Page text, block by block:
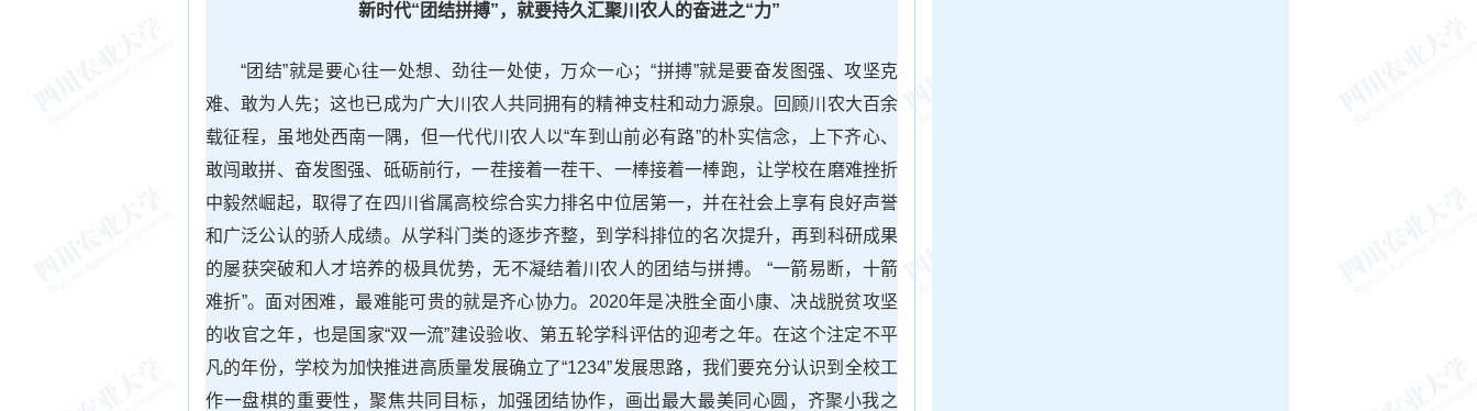
新时代“ 团结拼搏”，就要持久汇聚川农人的奋进之“力”
“团结”就是要心往一处想、劲往一处使，万众一心；“拼搏”就是要奋发图强、攻坚克
难、敢为人先；这也已成为广大川农人共同拥有的精神支柱和动力源泉。回顾川农大百余
载征程，虽地处西南一隅，但一代代川农人以“车到山前必有路”的朴实信念，上下齐心、
敢闯敢拼、奋发图强、砥砺前行，一茬接着一茬干、一棒接着一棒跑，让学校在磨难挫折
中毅然崛起，取得了在四川省属高校综合实力排名中位居第一，并在社会上享有良好声誉
和广泛公认的骄人成绩。从学科门类的逐步齐整，到学科排位的名次提升，再到科研成果
的屡获突破和人才培养的极具优势，无不凝结着川农人的团结与拼搏。 “一箭易断，十箭
难折”。面对困难，最难能可贵的就是齐心协力。2020年是决胜全面小康、决战脱贫攻坚
的收官之年，也是国家“双一流”建设验收、第五轮学科评估的迎考之年。在这个注定不平
凡的年份，学校为加快推进高质量发展确立了“1234”发展思路，我们要充分认识到全校工
作一盘棋的重要性，聚焦共同目标，加强团结协作，画出最大最美同心圆，齐聚小我之